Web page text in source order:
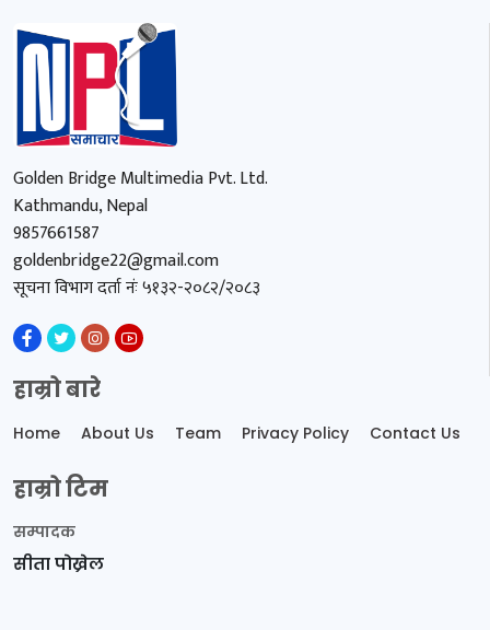
Golden Bridge Multimedia Pvt. Ltd.
Kathmandu, Nepal
9857661587
goldenbridge22@gmail.com
सूचना विभाग दर्ता नंः ५१३२-२०८२/२०८३
हाम्रो बारे
Home About Us Team Privacy Policy Contact Us
हाम्रो टिम
सम्पादक
सीता पोख्रेल